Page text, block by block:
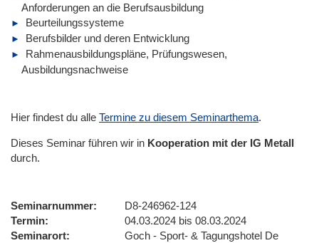
Anforderungen an die Berufsausbildung
Beurteilungssysteme
Berufsbilder und deren Entwicklung
Rahmenausbildungspläne, Prüfungswesen,
Ausbildungsnachweise
Hier findest du alle Termine zu diesem Seminarthema.
Dieses Seminar führen wir in Kooperation mit der IG Metall
durch.
Seminarnummer
D8-246962-124
Termin
04.03.2024 bis 08.03.2024
Seminarort
Goch - Sport- & Tagungshotel De